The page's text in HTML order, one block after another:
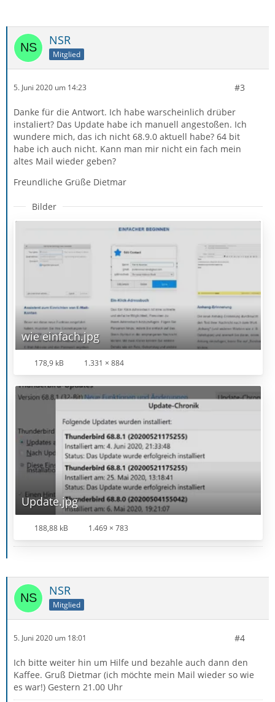
NSR
Mitglied
5. Juni 2020 um 14:23 #3
Danke für die Antwort. Ich habe warscheinlich drüber
instaliert? Das Update habe ich manuell angestoßen. Ich
wundere mich, das ich nicht 68.9.0 aktuell habe? 64 bit
habe ich auch nicht. Kann man mir nicht ein fach mein
altes Mail wieder geben?
Freundliche Grüße Dietmar
Bilder
wie einfach.jpg
178,9 kB 1.331 × 884
Update.jpg
188,88 kB 1.469 × 783
NSR
Mitglied
5. Juni 2020 um 18:01 #4
Ich bitte weiter hin um Hilfe und bezahle auch dann den
Kaffee. Gruß Dietmar (ich möchte mein Mail wieder so wie
es war!) Gestern 21.00 Uhr